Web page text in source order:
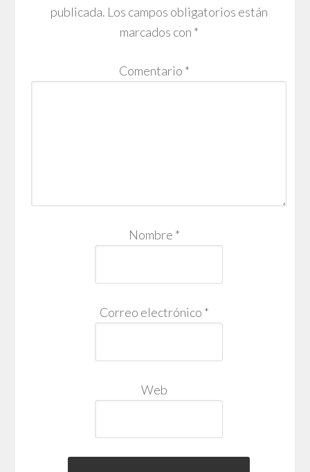
publicada. Los campos obligatorios están
marcados con *
Comentario *
Nombre *
Correo electrónico *
Web